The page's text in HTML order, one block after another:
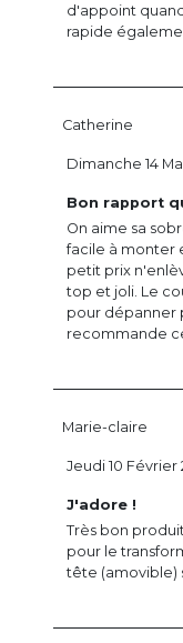
d'appoint
rapide
Catherine
Bon rapport
On aime sa
facile à monter
petit prix
top et joli. Le
pour dépanner
recommande
Dimanche 14
Marie-claire
J'adore !
Très bon
pour le
tête (amovible)
Jeudi 10 Février